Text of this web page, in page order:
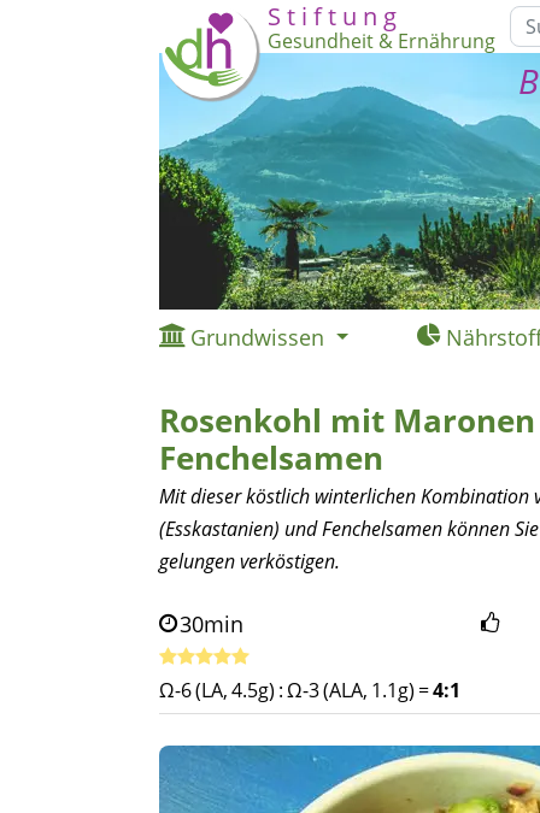
S t i f t u n g
Gesundheit & Ernährung
Grundwissen
Rosenkohl mit
Fenchelsamen
Mit dieser köstlich winterlichen Kombination
(Esskastanien) und Fenchelsamen können
gelungen verköstigen.
30min
Ω-6 (LA, 4.5g) :Ω-3 (ALA, 1.1g) =4:1